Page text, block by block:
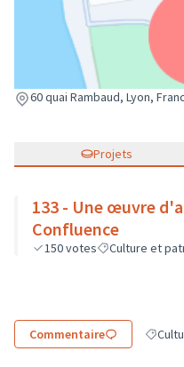
60 quai Rambaud, Lyon,
(Lien externe)
Projets
133 - Une œuvre
Confluence
150votes Culture et
Commentaire Filtrer